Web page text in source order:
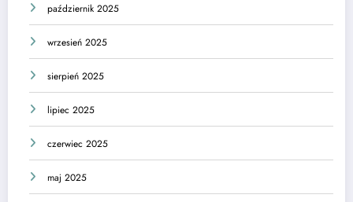
październik 2025
wrzesień 2025
sierpień 2025
lipiec 2025
czerwiec 2025
maj 2025